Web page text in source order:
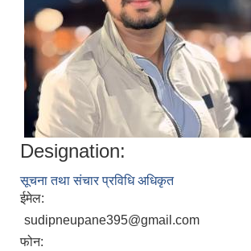
Designation:
सूचना तथा संचार प्रविधि अधिकृत
ईमेल:
sudipneupane395@gmail.com
फोन: